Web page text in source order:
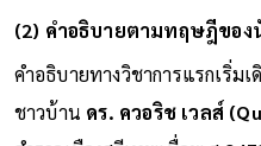
(2) คำอธิบายตามทฤษฎีของ
คำอธิบายทางวิชาการแรกเริ่ม
ชาวบ้าน ดร. ควอริช เวลส์